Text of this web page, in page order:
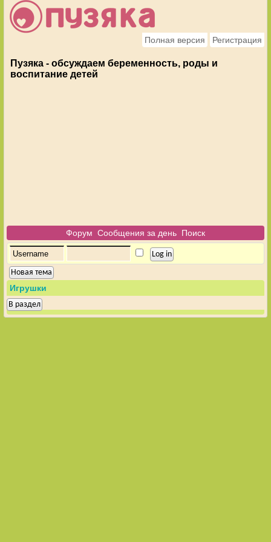
Полная версия Регистрация
Пузяка - обсуждаем беременность, роды и
воспитание детей
Форум Сообщения за день Поиск
Новая тема
Игрушки
В раздел